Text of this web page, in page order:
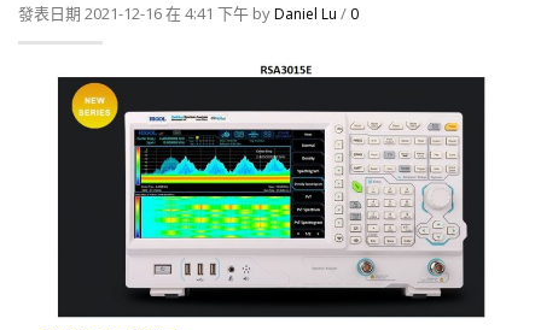
發表日期 2021-12-16 在 4:41 下午 byDaniel Lu / 0